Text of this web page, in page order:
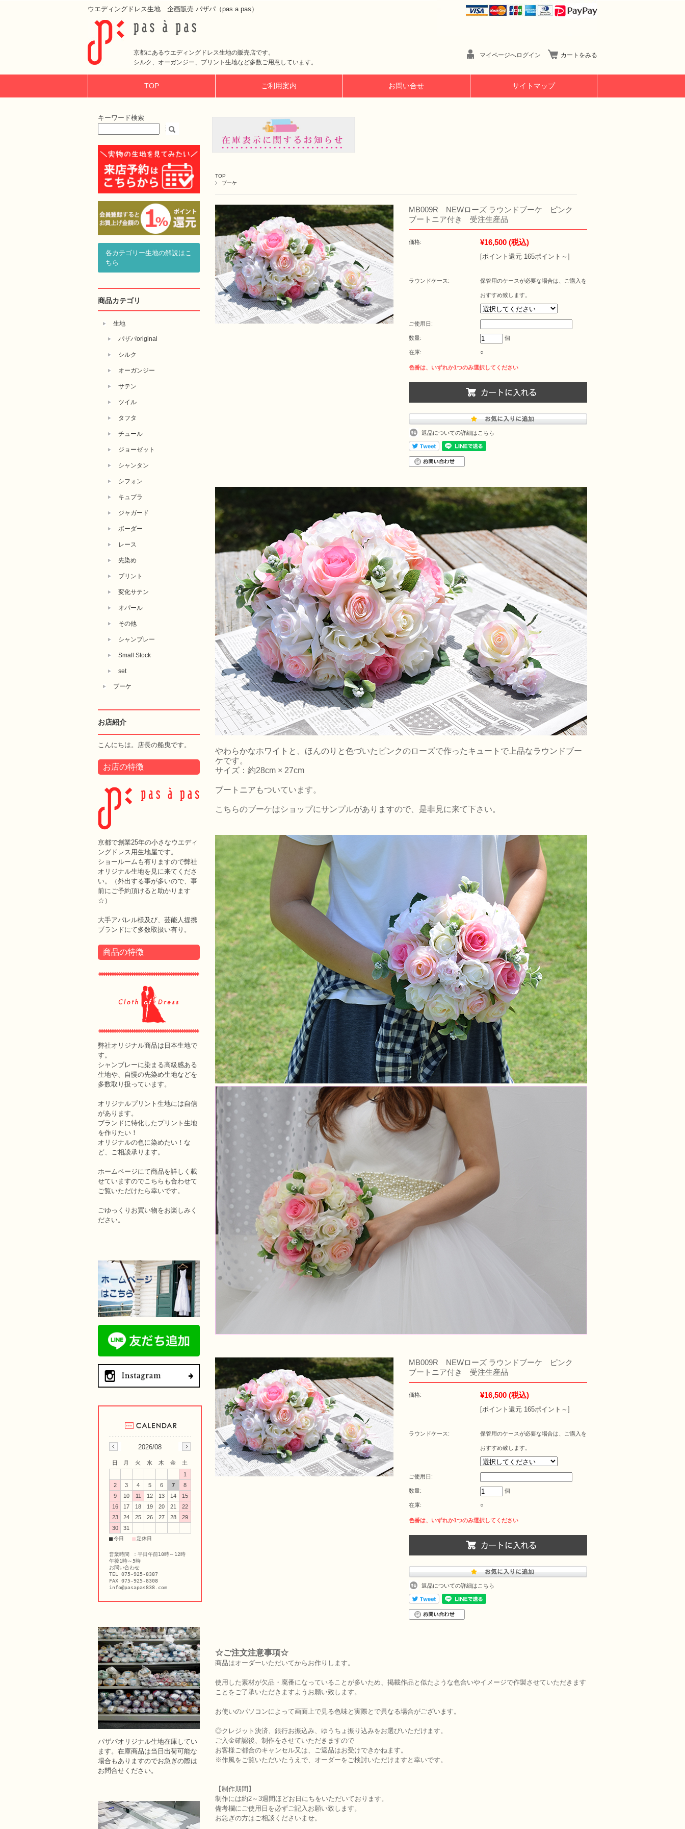
ウエディングドレス生地 企画販売 パザパ（pas a pas）
京都にあるウエディングドレス生地の販売店です。
シルク、オーガンジー、プリント生地など多数ご用意しています。
マイページへログイン カートをみる
TOP ご利用案内 お問い合せ サイトマップ
TOP
ブーケ
MB009R NEWローズ ラウンドブーケ ピンク
ブートニア付き 受注生産品
価格: ¥16,500 (税込)
[ポイント還元 165ポイント～]
ラウンドケース: 保管用のケースが必要な場合は、ご購入を
おすすめ致します。
ご使用日:
数量: 個
在庫: ○
返品についての詳細はこちら
やわらかなホワイトと、ほんのりと色づいたピンクのローズで作ったキュートで上品なラウンドブー
ケです。
サイズ：約28cm × 27cm
ブートニアもついています。
こちらのブーケはショップにサンプルがありますので、是非見に来て下さい。
MB009R NEWローズ ラウンドブーケ ピンク
ブートニア付き 受注生産品
価格: ¥16,500 (税込)
[ポイント還元 165ポイント～]
ラウンドケース: 保管用のケースが必要な場合は、ご購入を
おすすめ致します。
ご使用日:
数量: 個
在庫: ○
返品についての詳細はこちら
☆ご注文注意事項☆
商品はオーダーいただいてからお作りします。
使用した素材が欠品・廃番になっていることが多いため、掲載作品と似たような色合いやイメージで作製させていただきます
ことをご了承いただきますようお願い致します。
お使いのパソコンによって画面上で見る色味と実際とで異なる場合がございます。
◎クレジット決済、銀行お振込み、ゆうちょ振り込みをお選びいただけます。
ご入金確認後、制作をさせていただきますので
お客様ご都合のキャンセル又は、ご返品はお受けできかねます。
※作風をご覧いただいたうえで、オーダーをご検討いただけますと幸いです。
【制作期間】
制作には約2～3週間ほどお日にちをいただいております。
備考欄にご使用日を必ずご記入お願い致します。
お急ぎの方はご相談くださいませ。
キーワード検索
各カテゴリー生地の解説はこ
ちら
商品カテゴリ
生地
パザパoriginal
シルク
オーガンジー
サテン
ツイル
タフタ
チュール
ジョーゼット
シャンタン
シフォン
キュプラ
ジャガード
ボーダー
レース
先染め
プリント
変化サテン
オパール
その他
シャンブレー
Small Stock
set
ブーケ
お店紹介
こんにちは。店長の船曳です。
お店の特徴
京都で創業25年の小さなウエディ
ングドレス用生地屋です。
ショールームも有りますので弊社
オリジナル生地を見に来てくださ
い。（外出する事が多いので、事
前にご予約頂けると助かります
☆）
大手アパレル様及び、芸能人提携
ブランドにて多数取扱い有り。
商品の特徴
弊社オリジナル商品は日本生地で
す。
シャンブレーに染まる高級感ある
生地や、自慢の先染め生地などを
多数取り扱っています。
オリジナルプリント生地には自信
があります。
ブランドに特化したプリント生地
を作りたい！
オリジナルの色に染めたい！な
ど、ご相談承ります。
ホームページにて商品を詳しく載
せていますのでこちらも合わせて
ご覧いただけたら幸いです。
ごゆっくりお買い物をお楽しみく
ださい。
2026/08
日 月 火 水 木 金
土
1
2
3 4 5 6 7
8
9
10 11 12 13 14
15
16
17 18 19 20 21
22
23
24 25 26 27 28
29
30
31
■今日 ■定休日
営業時間 ：平日午前10時～12時
午後1時～5時
お問い合わせ
TEL 075-925-8387
FAX 075-925-8308
info@pasapas838.com
パザパオリジナル生地在庫してい
ます。在庫商品は当日出荷可能な
場合もありますのでお急ぎの際は
お問合せください。